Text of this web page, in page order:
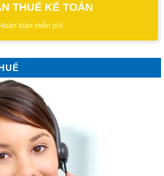
THUẾ KẾ TOÁN
Hoàn toàn miễn phí